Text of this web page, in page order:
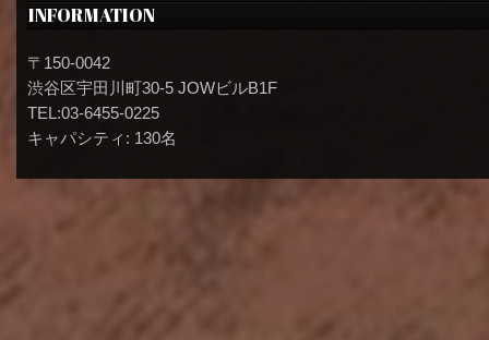
INFORMATION
〒150-0042
渋谷区宇田川町30-5 JOWビルB1F
TEL:03-6455-0225
キャパシティ: 130名